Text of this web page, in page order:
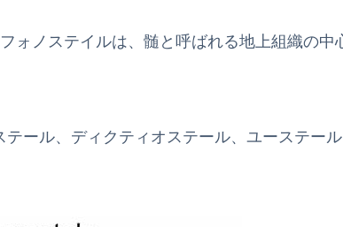
ォノステイルは、髄と呼ばれる地上組織の中
ール、ディクティオステール、ユーステール